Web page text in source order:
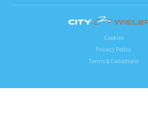
Cookies
Privacy Policy
Terms & Conditions